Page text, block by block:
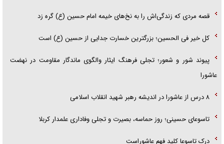
قصه مردی که زندگی‌اش را به نخ‌های خیمه امام حسین (ع) گره زد
کل خیر فی الحسین؛ بزرگترین خسارت جدایی از حسین (ع) است
پیوند شور و شعور؛ تجلی فرهنگ ایثار والگوی ماندگار مقاومت در نهضت
عاشورا
۸ درس از عاشورا در اندیشه رهبر شهید انقلاب اسلامی
تاسوعای حسینی؛ روز حماسه، بصیرت و تجلی وفاداری علمدار کربلا
درک تاسوعا کلید فهم عاشوراست